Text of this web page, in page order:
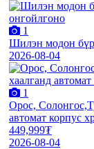
1
Шилэн модон
2026-08-04
1
Орос,
автомат корпус
449,999₮
2026-08-04